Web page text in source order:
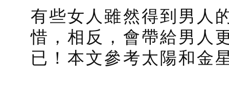
有些女人雖然得到男人
惜，相反，會帶給男人
已！本文參考太陽和金